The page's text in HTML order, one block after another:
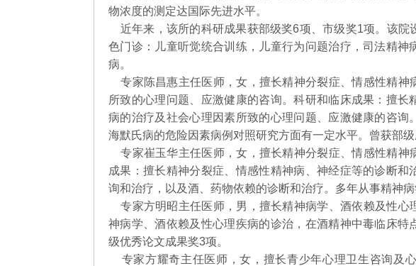
物浓度的测定达国际先进水平。
近年来，该所的科研成果获部级奖6项、市级奖1项。该院
色门诊：儿童听觉统合训练，儿童行为问题治疗，司法精神
病。
专家陈昌惠主任医师，女，擅长精神分裂症、情感性精神
所致的心理问题、应激健康的咨询。科研和临床成果：擅
病的治疗及社会心理因素所致的心理问题、应激健康的咨
海默氏病的危险因素病例对照研究方面有一定水平。曾获部级
专家崔玉华主任医师，女，擅长精神分裂症、情感性精神
成果：擅长精神分裂症、情感性精神病、神经症等的诊断
询和治疗，以及酒、药物依赖的诊断和治疗。多年从事精
专家方明昭主任医师，男，擅长精神病学、酒依赖及性心
神病学、酒依赖及性心理疾病的诊治，在酒精神中毒临床特
级优秀论文成果奖3项。
专家方耀奇主任医师，女，擅长青少年心理卫生咨询及